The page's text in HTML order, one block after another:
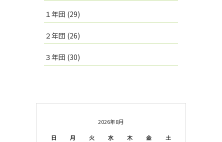
１年団 (29)
２年団 (26)
３年団 (30)
2026年8月
日
月 火 水 木 金
土